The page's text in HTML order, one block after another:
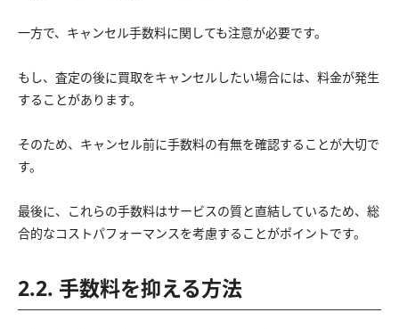
一方で、キャンセル手数料に関しても注意が必要です。
もし、査定の後に買取をキャンセルしたい場合には、料金が発生
することがあります。
そのため、キャンセル前に手数料の有無を確認することが大切で
す。
最後に、これらの手数料はサービスの質と直結しているため、総
合的なコストパフォーマンスを考慮することがポイントです。
2.2. 手数料を抑える方法